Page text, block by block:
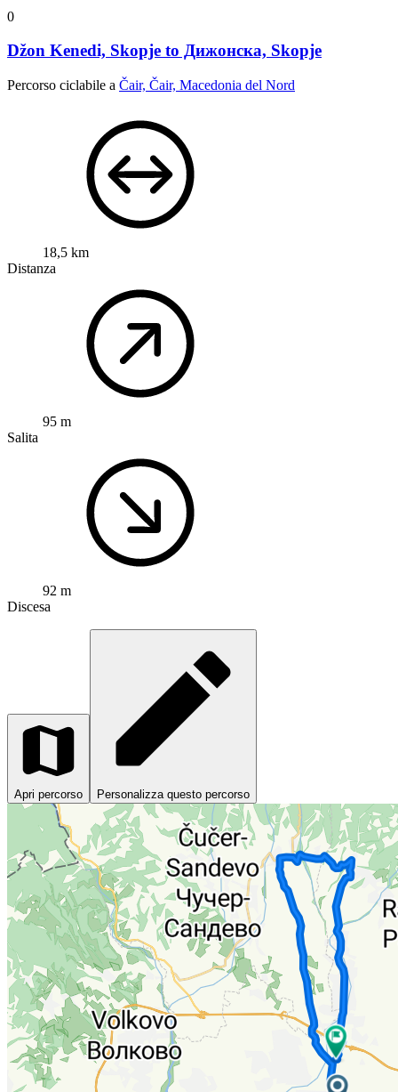
0
Džon Kenedi, Skopje to Дижонска, Skopje
Percorso ciclabile a Čair, Čair, Macedonia del Nord
18,5 km
Distanza
95 m
Salita
92 m
Discesa
Apri percorso Personalizza questo percorso